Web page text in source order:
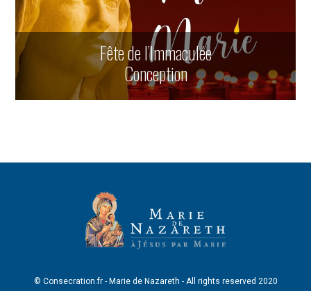
Fête de l’Immaculée
Conception
© Consecration.fr - Marie de Nazareth - All rights reserved 2020